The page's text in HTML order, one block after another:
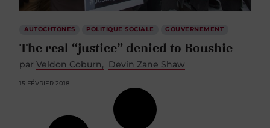
AUTOCHTONES POLITIQUE SOCIALE GOUVERNEMENT
The real “justice” denied to Boushie
par Veldon Coburn Devin Zane Shaw
15 FÉVRIER 2018